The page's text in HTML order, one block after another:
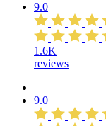
9.0
1.6K
reviews
9.0